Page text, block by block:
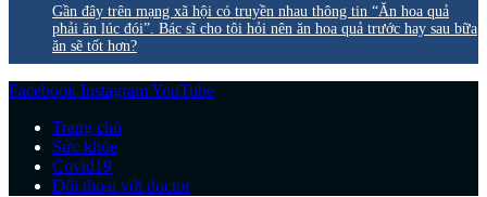
Gần đây trên mạng xã hội có truyền nhau thông tin “Ăn hoa quả
phải ăn lúc đói”. Bác sĩ cho tôi hỏi nên ăn hoa quả trước hay sau bữa
ăn sẽ tốt hơn?
Facebook InstagramYouTube
Trang chủ
Sức khỏe
Covid19
Đối thoại với doctor